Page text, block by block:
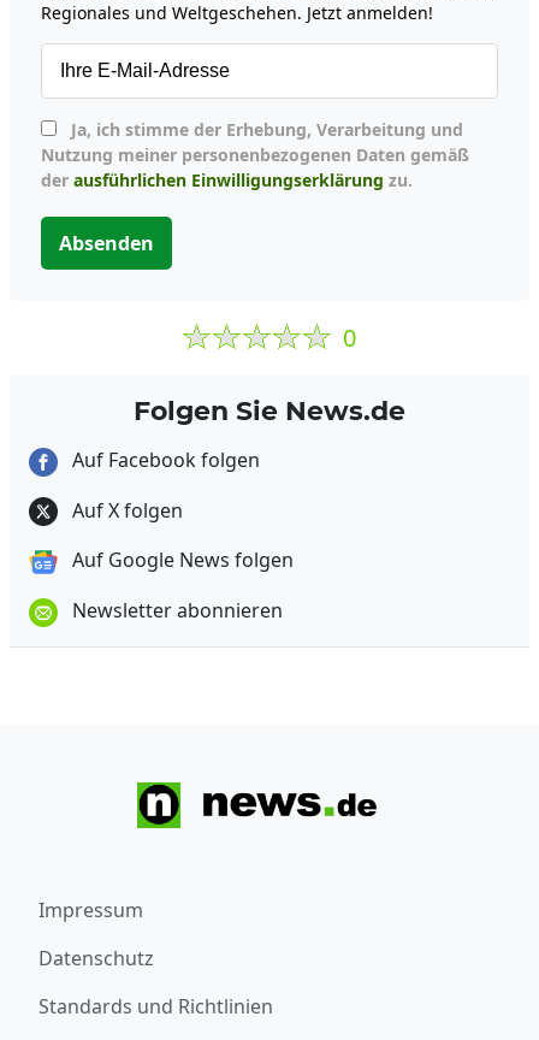
Regionales und Weltgeschehen. Jetzt anmelden!
Nutzung meiner personenbezogenen Daten gemäß
der ausführlichen Einwilligungserklärung zu.
Absenden
0
Folgen Sie News.de
Auf Facebook folgen
Auf X folgen
Auf Google News folgen
Newsletter abonnieren
Impressum
Datenschutz
Standards und Richtlinien